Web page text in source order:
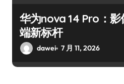
华为nova 14 Pro：
端新标杆
dawei 7 月 11, 2026